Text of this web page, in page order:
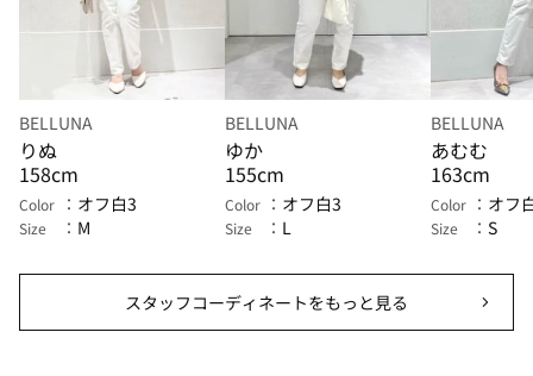
BELLUNA
りぬ
158cm
Color オフ白3
Size M
BELLUNA
ゆか
155cm
Color オフ白3
Size L
BELLUNA
あむむ
163cm
Color オフ
Size S
スタッフコーディネートをもっと見る